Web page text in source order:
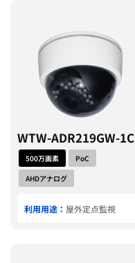
WTW-ADR219GW-1C
500万画素
PoC
AHDアナログ
利用用途： 屋外定点監視